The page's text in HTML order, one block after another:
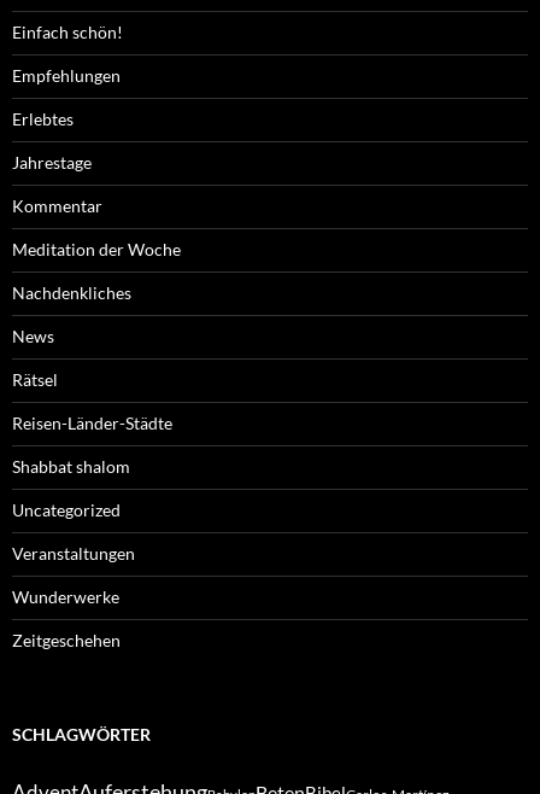
Einfach schön!
Empfehlungen
Erlebtes
Jahrestage
Kommentar
Meditation der Woche
Nachdenkliches
News
Rätsel
Reisen-Länder-Städte
Shabbat shalom
Uncategorized
Veranstaltungen
Wunderwerke
Zeitgeschehen
SCHLAGWÖRTER